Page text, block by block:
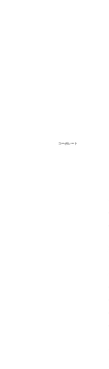
​コーポレート